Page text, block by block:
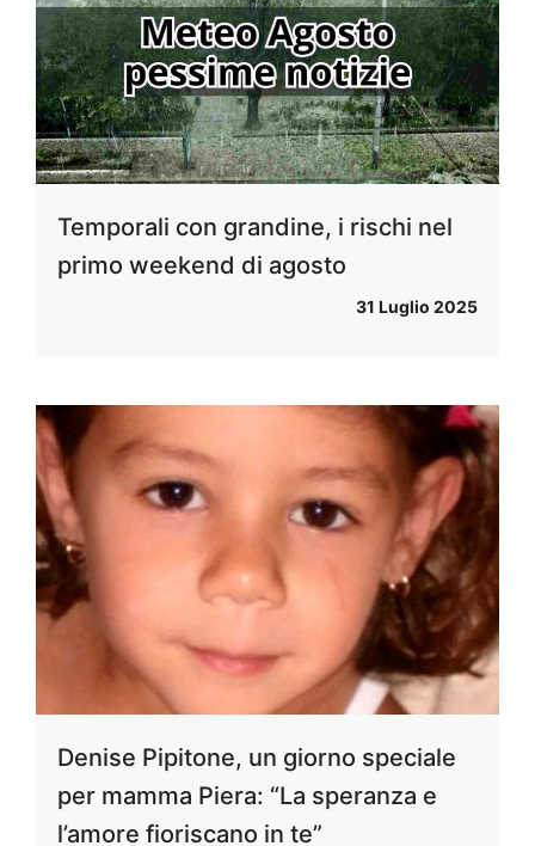
Temporali con grandine, i rischi nel
primo weekend di agosto
31 Luglio 2025
Denise Pipitone, un giorno speciale
per mamma Piera: “La speranza e
l’amore fioriscano in te”